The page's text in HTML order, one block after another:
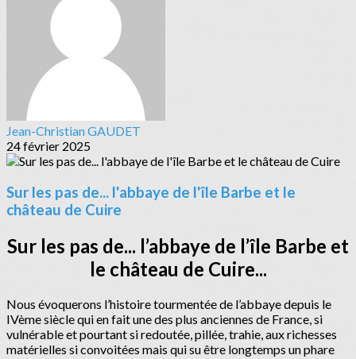
Jean-Christian GAUDET
24 février 2025
Sur les pas de... l'abbaye de l'île Barbe et le
château de Cuire
Sur les pas de... l’abbaye de l’île Barbe et
le château de Cuire...
Nous évoquerons l’histoire tourmentée de l’abbaye depuis le
IVème siècle qui en fait une des plus anciennes de France, si
vulnérable et pourtant si redoutée, pillée, trahie, aux richesses
matérielles si convoitées mais qui su être longtemps un phare